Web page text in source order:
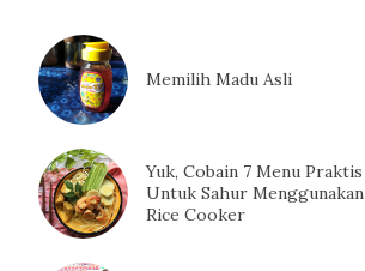
Memilih Madu Asli
Yuk, Cobain 7 Menu Praktis
Untuk Sahur Menggunakan
Rice Cooker